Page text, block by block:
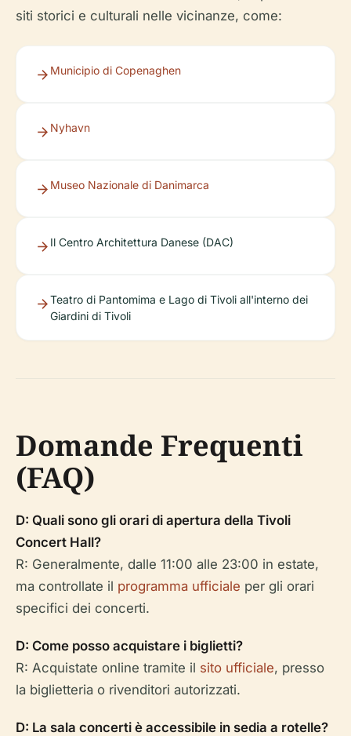
siti storici e culturali nelle vicinanze, come:
Municipio di Copenaghen
Nyhavn
Museo Nazionale di Danimarca
Il Centro Architettura Danese (DAC)
Teatro di Pantomima e Lago di Tivoli all'interno dei
Giardini di Tivoli
Domande Frequenti
(FAQ)
D: Quali sono gli orari di apertura della Tivoli
Concert Hall?
R: Generalmente, dalle 11:00 alle 23:00 in estate,
ma controllate il programma ufficiale per gli orari
specifici dei concerti.
D: Come posso acquistare i biglietti?
R: Acquistate online tramite il sito ufficiale, presso
la biglietteria o rivenditori autorizzati.
D: La sala concerti è accessibile in sedia a rotelle?